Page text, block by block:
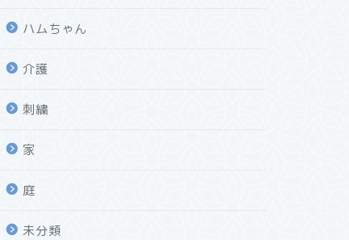
ハムちゃん
介護
刺繍
家
庭
未分類